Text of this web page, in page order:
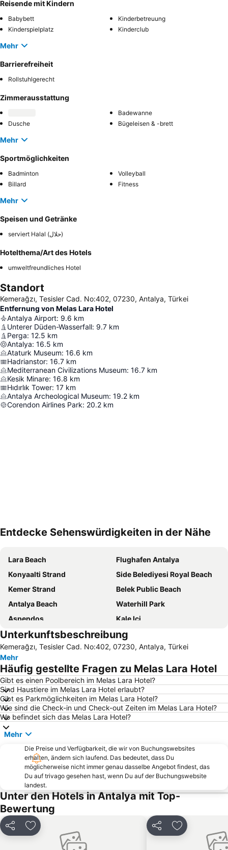
Reisende mit Kindern
Babybett
Kinderbetreuung
Kinderspielplatz
Kinderclub
Mehr
Barrierefreiheit
Rollstuhlgerecht
Zimmerausstattung
Badewanne
Dusche
Bügeleisen & -brett
Mehr
Sportmöglichkeiten
Badminton
Volleyball
Billard
Fitness
Mehr
Speisen und Getränke
serviert Halal (حلال)
Hotelthema/Art des Hotels
umweltfreundliches Hotel
Standort
Kemerağzı, Tesisler Cad. No:402, 07230, Antalya, Türkei
Entfernung von Melas Lara Hotel
Antalya Airport: 9.6 km
Unterer Düden-Wasserfall: 9.7 km
Perga: 12.5 km
Antalya: 16.5 km
Ataturk Museum: 16.6 km
Hadrianstor: 16.7 km
Mediterranean Civilizations Museum: 16.7 km
Kesik Minare: 16.8 km
Hıdırlık Tower: 17 km
Antalya Archeological Museum: 19.2 km
Corendon Airlines Park: 20.2 km
Entdecke Sehenswürdigkeiten in der Nähe
Lara Beach
Flughafen Antalya
Konyaalti Strand
Side Belediyesi Royal Beach
Kemer Strand
Belek Public Beach
Antalya Beach
Waterhill Park
Aspendos
Kale Ici
Sueno Golf Club
Side ancient places
Bogazkent
Olympos
Side Port
Murat Paşa Moschee
Kadriye Public Beach
Strand von Beldibi
Manavgat Markt
Antalya Expo Center
Busbahnhof Antalya
Lara Dido Beach
Sarisu Public Beach
Hadrianstor
Kaya Eagles Golf Club
Wochenmarkt Side
Phaselis
Mermerli Beach
Ayisigi Strand
Turist Beach
Cornelia Golf Club
Gazipasa Ogretmenevi Beach
Kemer Merkez Dogu Public Beach
50th International Antalya Golden Orange Film Festival
Suna-Inan-Kirac Kaleici Museum
Göynük-Canyon
Unterkunftsbeschreibung
Kemerağzı, Tesisler Cad. No:402, 07230, Antalya, Türkei
Mehr
Häufig gestellte Fragen zu Melas Lara Hotel
Gibt es einen Poolbereich im Melas Lara Hotel?
Sind Haustiere im Melas Lara Hotel erlaubt?
Gibt es Parkmöglichkeiten im Melas Lara Hotel?
Wie sind die Check-in und Check-out Zeiten im Melas Lara Hotel?
Wo befindet sich das Melas Lara Hotel?
Mehr
Die Preise und Verfügbarkeit, die wir von Buchungswebsites
erhalten, ändern sich laufend. Das bedeutet, dass Du
möglicherweise nicht immer genau dasselbe Angebot findest, das
Du auf trivago gesehen hast, wenn Du auf der Buchungswebsite
landest.
Unter den Hotels in Antalya mit Top-
Bewertung
Teilen Zu Favoriten hinzufügen Teilen Zu Favoriten